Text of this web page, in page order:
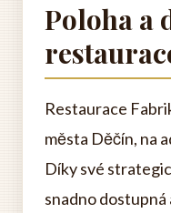
Poloha a
Restaurace
města Děčín, na
Díky své
snadno dostupná